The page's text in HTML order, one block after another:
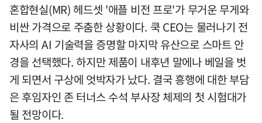
혼합현실(MR) 헤드셋 '애플 비전 프로'가 무거운 무게와
비싼 가격으로 주춤한 상황이다. 쿡 CEO는 물러나기 전
자사의 AI 기술력을 증명할 마지막 유산으로 스마트 안
경을 선택했다. 하지만 제품이 내후년 말에나 베일을 벗
게 되면서 구상에 엇박자가 났다. 결국 흥행에 대한 부담
은 후임자인 존 터너스 수석 부사장 체제의 첫 시험대가
될 전망이다.